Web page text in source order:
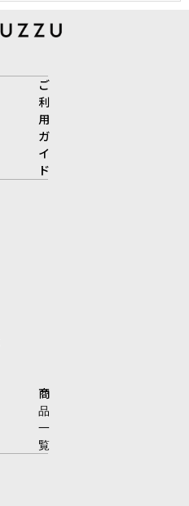
ご
利
用
ガ
イ
ド
商
品
一
覧